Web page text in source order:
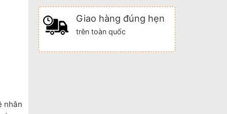
nhân
Giao hàng đúng hẹn
trên toàn quốc